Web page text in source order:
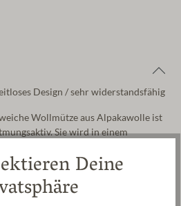
Design / sehr widerstandsfähig
Wollmütze aus Alpakawolle ist
Sie wird in einem
Optik und ist besonders
Diese Alpakawollmütze
zeitloses design. Sie ist sehr leicht
Deine